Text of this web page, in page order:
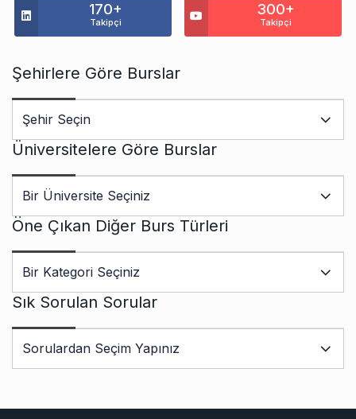
170+
Takipçi
300+
Takipçi
Şehirlere Göre Burslar
Üniversitelere Göre Burslar
Öne Çıkan Diğer Burs Türleri
Sık Sorulan Sorular